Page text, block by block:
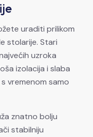
uraditi prilikom
stolarije. Stari
uzroka
izolacija i slaba
vremenom samo
znatno bolju
stabilniju